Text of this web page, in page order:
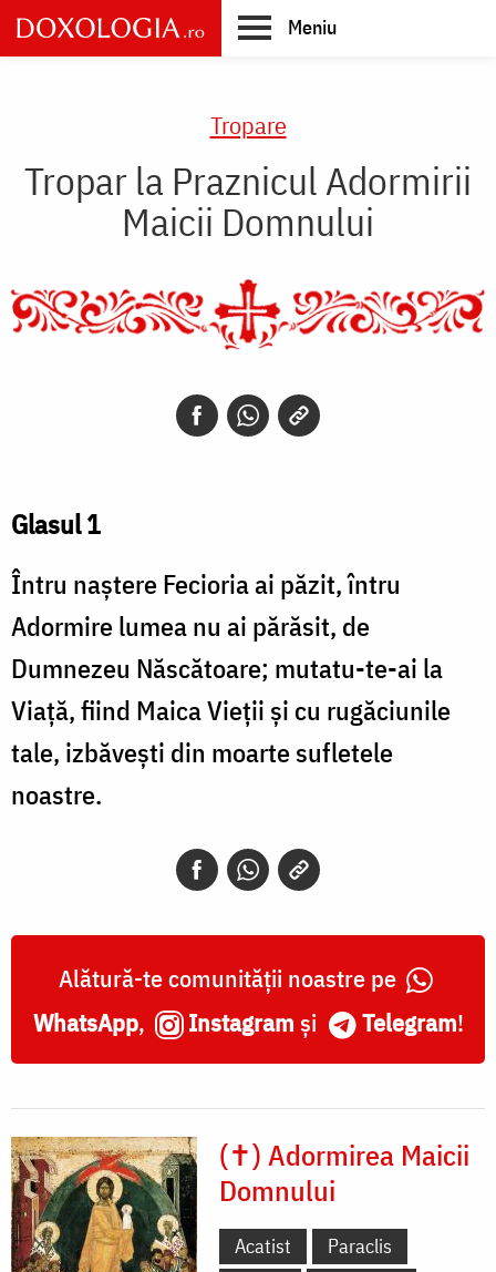
Skip
to
main
Meniu
Tropare
Tropar la Praznicul Adormirii
Maicii Domnului
Glasul 1
Întru naştere Fecioria ai păzit, întru
Adormire lumea nu ai părăsit, de
Dumnezeu Născătoare; mutatu-te-ai la
Viaţă, fiind Maica Vieţii şi cu rugăciunile
tale, izbăveşti din moarte sufletele
noastre.
Alătură-te comunității noastre pe
WhatsApp, Instagram și Telegram!
(✝) Adormirea Maicii
Domnului
Acatist
Paraclis